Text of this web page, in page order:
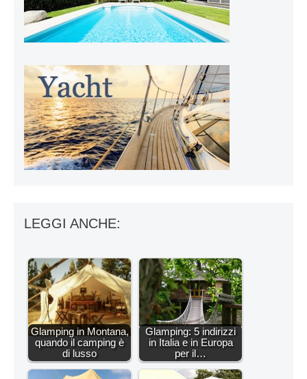
LEGGI ANCHE:
Glamping in Montana,
quando il camping è
di lusso
Glamping: 5 indirizzi
in Italia e in Europa
per il…